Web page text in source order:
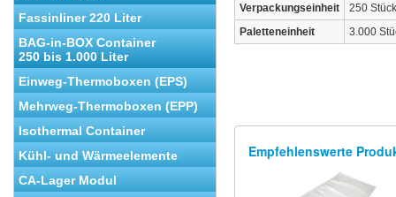
Fassinliner 220 Liter
BAG-in-BOX Container
250 bis 1.000 Liter
Einweg-Thermoboxen (EPS)
Mehrweg-Thermoboxen (EPP)
Isothermal Container
Kühl- und Wärmeelemente
CA-Lager Modul
Verpackungseinheit
250
Paletteneinheit
3.000
Empfehlenswerte